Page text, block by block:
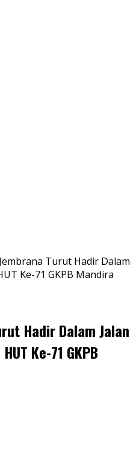
Turut Hadir Dalam
Ke-71 GKPB Mandira
Hadir Dalam Jalan
Ke-71 GKPB